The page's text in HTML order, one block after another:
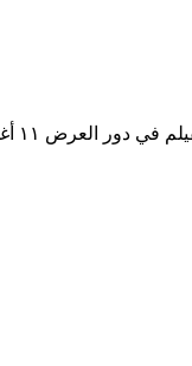
العرض ١١ أغسطس.